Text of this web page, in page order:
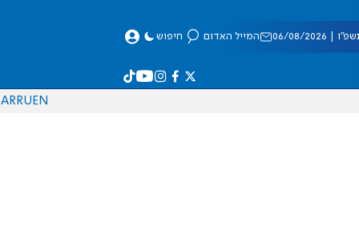
08/2026 המייל האדום חיפוש
EN
RU
AR